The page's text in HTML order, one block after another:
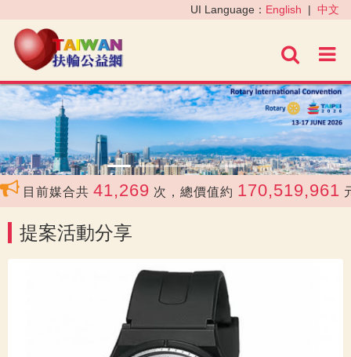
進階
UI Language： English | 中文
‹ ›
目前媒合共 41,269 次，總價值約 170,519,961 元
提案活動分享